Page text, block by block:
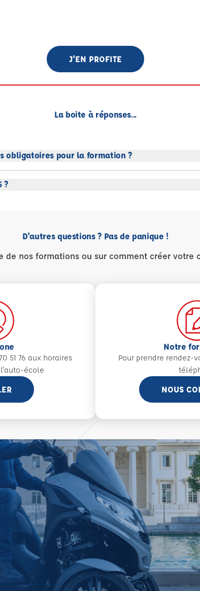
J'EN PROFITE
La boite à réponses...
obligatoires pour la formation ?
?
D'autres questions ? Pas de panique !
de nos formations ou sur comment créer votre
51 76 aux horaires
école
Notre
Pour prendre rendez-
NOUS